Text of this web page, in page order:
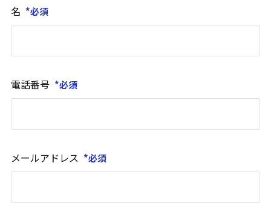
名
電話番号
メールアドレス